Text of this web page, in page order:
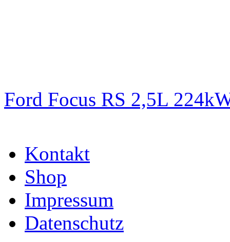
Ford Focus RS 2,5L
Kontakt
Shop
Impressum
Datenschutz